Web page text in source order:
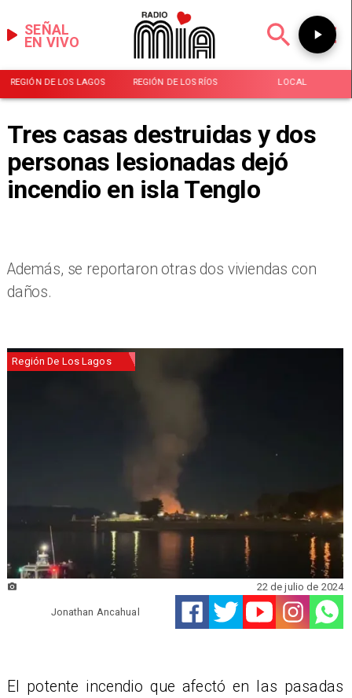
EN VIVO
SEÑAL
REGIÓN DE LOS LAGOS REGIÓN DE LOS RÍOS LOCAL
Tres casas destruidas y dos
personas lesionadas dejó
incendio en isla Tenglo
Además, se reportaron otras dos viviendas con
daños.
Región De Los Lagos
Jonathan Ancahual
22 de julio de 2024
​El potente incendio que afectó en las pasadas